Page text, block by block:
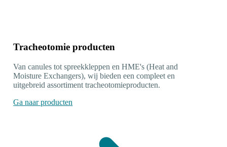
Tracheotomie producten
Van canules tot spreekkleppen en HME's (Heat and
Moisture Exchangers), wij bieden een compleet en
uitgebreid assortiment tracheotomieproducten.
Ga naar producten